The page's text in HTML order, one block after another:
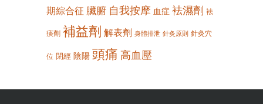
期綜合征 臟腑 自我按摩 血症 袪濕劑 袪
痰劑 補益劑 解表劑 身體排泄 針灸原則 針灸穴
位 閉經 陰陽 頭痛 高血壓